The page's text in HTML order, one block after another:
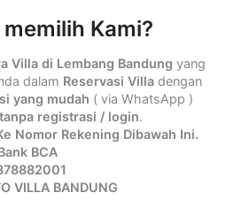
Kami?
Villa di Lembang Bandung yang
dalam Reservasi Villa dengan
yang mudah ( via WhatsApp )
tanpa registrasi / login.
Nomor Rekening Dibawah Ini.
BCA
VILLA BANDUNG